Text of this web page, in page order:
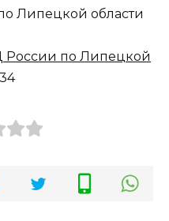
Липецкой области
по Липецкой